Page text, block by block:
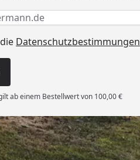
erforderlich
Datenschutzbestimmungen
ab einem Bestellwert von 100,00 €